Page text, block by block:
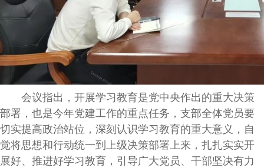
会议指出，开展学习教育是党中央作出的重大决策
部署，也是今年党建工作的重点任务，支部全体党员要
切实提高政治站位，深刻认识学习教育的重大意义，自
觉将思想和行动统一到上级决策部署上来，扎扎实实开
展好、推进好学习教育，引导广大党员、干部坚决有力